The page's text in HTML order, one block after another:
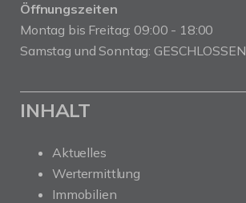
Öffnungszeiten
Montag bis Freitag: 09:00 - 18:00
Samstag und Sonntag: GESCHLOSSEN
INHALT
Aktuelles
Wertermittlung
Immobilien